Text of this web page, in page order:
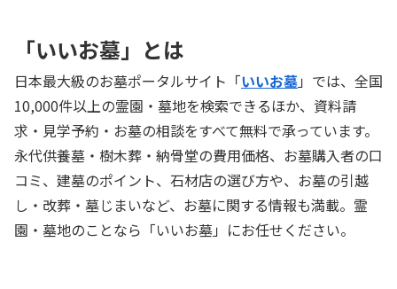
「いいお墓」とは
日本最大級のお墓ポータルサイト「いいお墓」では、全国
10,000件以上の霊園・墓地を検索できるほか、資料請
求・見学予約・お墓の相談をすべて無料で承っています。
永代供養墓・樹木葬・納骨堂の費用価格、お墓購入者の口
コミ、建墓のポイント、石材店の選び方や、お墓の引越
し・改葬・墓じまいなど、お墓に関する情報も満載。霊
園・墓地のことなら「いいお墓」にお任せください。